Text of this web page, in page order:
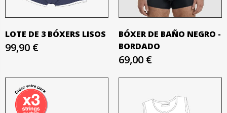
LOTE DE 3 BÓXERS LISOS
99,90 €
BÓXER DE BAÑO NEGRO -
BORDADO
69,00 €